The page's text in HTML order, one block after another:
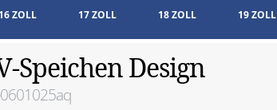
16 ZOLL 17 ZOLL 18 ZOLL 19 ZOLL
Speichen Design